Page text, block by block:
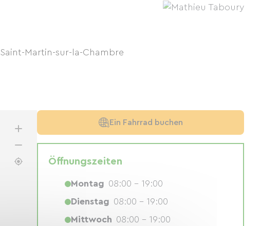
Saint-Martin-sur-la-Chambre
Ein Fahrrad buchen
Öffnungszeiten
Montag 08:00 - 19:00
Dienstag 08:00 - 19:00
Mittwoch 08:00 - 19:00